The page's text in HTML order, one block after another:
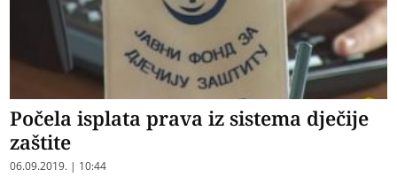
Počela isplata prava iz sistema dječije
zaštite
06.09.2019. | 10:44